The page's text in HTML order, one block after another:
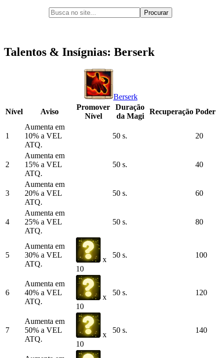
Talentos & Insígnias: Berserk
Berserk
Nível
Aviso
Promover
Nível
Duração
da Magi
Recuperação Poder
1
Aumenta em
10% a VEL
ATQ.
50 s. 20
2
Aumenta em
15% a VEL
ATQ.
50 s. 40
3
Aumenta em
20% a VEL
ATQ.
50 s. 60
4
Aumenta em
25% a VEL
ATQ.
50 s. 80
5
Aumenta em
30% a VEL
ATQ.
x
10
50 s. 100
6
Aumenta em
40% a VEL
ATQ.
x
10
50 s. 120
7
Aumenta em
50% a VEL
ATQ.
x
10
50 s. 140